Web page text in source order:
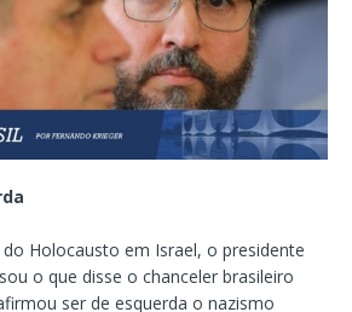
Holocausto em Israel, o presidente
o que disse o chanceler brasileiro
ser de esquerda o nazismo